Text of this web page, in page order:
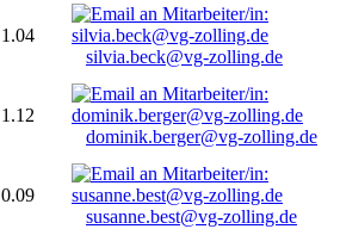
1.04
silvia.beck@vg-zolling.de
1.12
dominik.berger@vg-zolling.de
0.09
susanne.best@vg-zolling.de